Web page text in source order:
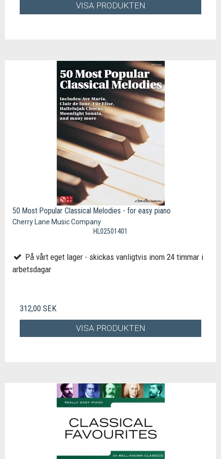
VISA PRODUKTEN
50 Most Popular Classical Melodies - for easy piano
Cherry Lane Music Company
HL02501401
På vårt eget lager - skickas vanligtvis inom 24 timmar i
arbetsdagar
312,00 SEK
VISA PRODUKTEN